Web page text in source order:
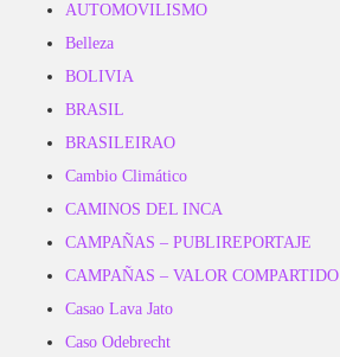
AUTOMOVILISMO
Belleza
BOLIVIA
BRASIL
BRASILEIRAO
Cambio Climático
CAMINOS DEL INCA
CAMPAÑAS – PUBLIREPORTAJE
CAMPAÑAS – VALOR COMPARTIDO
Casao Lava Jato
Caso Odebrecht